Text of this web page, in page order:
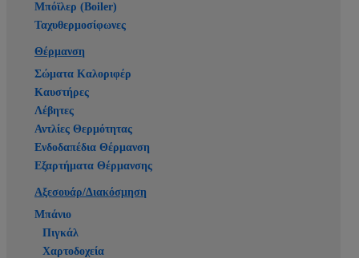
Μπόϊλερ (Boiler)
Ταχυθερμοσίφωνες
Θέρμανση
Σώματα Καλοριφέρ
Καυστήρες
Λέβητες
Αντλίες Θερμότητας
Ενδοδαπέδια Θέρμανση
Εξαρτήματα Θέρμανσης
Αξεσουάρ/Διακόσμηση
Μπάνιο
Πιγκάλ
Χαρτοδοχεία